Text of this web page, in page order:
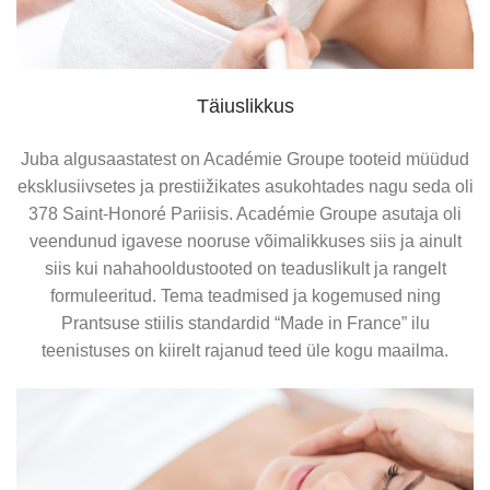
Täiuslikkus
Juba algusaastatest on Académie Groupe tooteid müüdud
eksklusiivsetes ja prestiižikates asukohtades nagu seda oli
378 Saint-Honoré Pariisis. Académie Groupe asutaja oli
veendunud igavese nooruse võimalikkuses siis ja ainult
siis kui nahahooldustooted on teaduslikult ja rangelt
formuleeritud. Tema teadmised ja kogemused ning
Prantsuse stiilis standardid “Made in France” ilu
teenistuses on kiirelt rajanud teed üle kogu maailma.
‣ Hypo-Sensible
Hypo-Sensible on loodud spetsiaalselt tundlikule, kuivale
ja ärritunud nahale, mis vajab igapäevast rahustamist ja
kaitset.
Liini tooted sisaldavad kuni 99,4% loodusliku päritoluga
koostisosi ja on formuleeritud ilma alkoholi, allergeensete
lõhnade ja nahaärritust tekitavate komponentideta —
ideaalne valik naha loomuliku tasakaalu toetamiseks.
1928 – Esimene ilukool
Georges Gay loob ja õnnistab sisse esimese Prantsuse
ilukooli, et kogutud teadmisi edasi anda ning koolitada
ilutöötajaid nahka diagnoosima, õigeid tooteid välja
kirjutama ja peale kandma. Kool asus Saint-Honoré tänava
376ndas majas Pariisis.